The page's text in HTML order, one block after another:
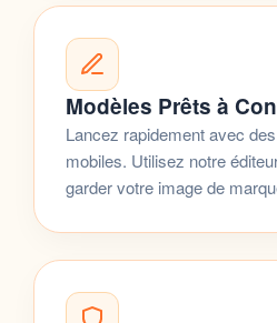
Modèles Prêts à
Lancez rapidement avec
mobiles. Utilisez notre
garder votre image de